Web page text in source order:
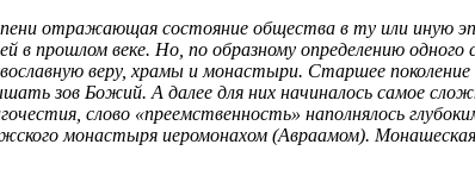
отражающая состояние общества в ту или иную
прошлом веке. Но, по образному определению
веру, храмы и монастыри. Старшее
зов Божий. А далее для них начиналось самое
слово «преемственность» наполнялось
монастыря иеромонахом (Авраамом).